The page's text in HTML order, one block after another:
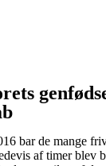
bar de mange
af timer blev